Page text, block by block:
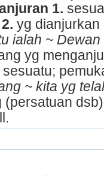
1.
2. yg dianjurkan
ialah ~
yg
~ kita yg
(persatuan